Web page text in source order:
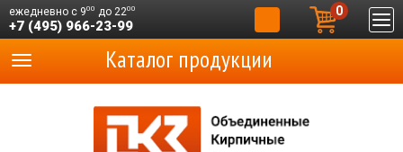
ежедневно с 900 до 2200
+7 (495) 966-23-99
0
Каталог продукции